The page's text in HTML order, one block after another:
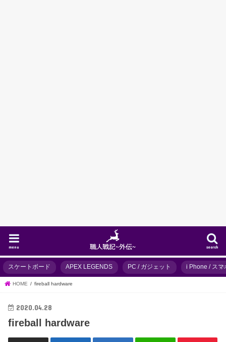
search
menu
スケートボード APEX LEGENDS PC / ガジェット i Phone / スマ
HOME fireball hardware
2020.04.28
fireball hardware